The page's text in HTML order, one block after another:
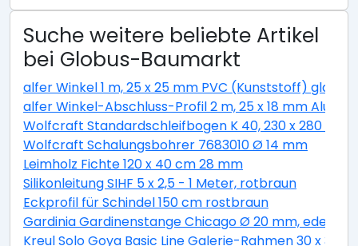
Suche weitere beliebte Artikel
bei Globus-Baumarkt
alfer Winkel 1 m, 25 x 25 mm PVC (Kunststoff) glatt
alfer Winkel-Abschluss-Profil 2 m, 25 x 18 mm
Wolfcraft Standardschleifbogen K 40, 230 x 280 cm
Wolfcraft Schalungsbohrer 7683010 Ø 14 mm
Leimholz Fichte 120 x 40 cm 28 mm
Silikonleitung SIHF 5 x 2,5 - 1 Meter, rotbraun
Eckprofil für Schindel 150 cm rostbraun
Gardinia Gardinenstange Chicago Ø 20 mm,
Kreul Solo Goya Basic Line Galerie-Rahmen 30 x 30